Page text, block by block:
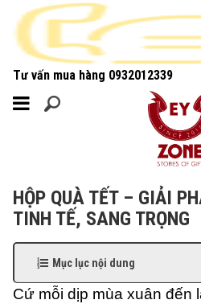
Tư vấn mua hàng 0932012339
MENU
HỘP QUÀ TẾT – GIẢI
TINH TẾ, SANG TRỌNG
Mục lục nội dung
Cứ mỗi dịp mùa xuân đến